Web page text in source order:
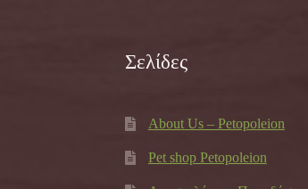
Σελίδες
About Us – Petopoleion
Pet shop Petopoleion